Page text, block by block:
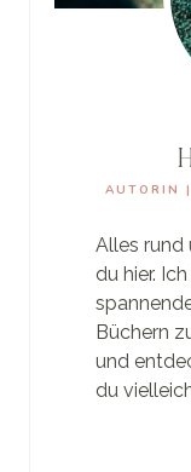
AUTORIN
Alles rund
du hier.
Büchern
und
du